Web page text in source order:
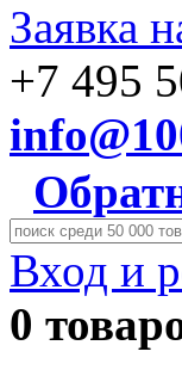
Заявка
+7 495
Вход и
0